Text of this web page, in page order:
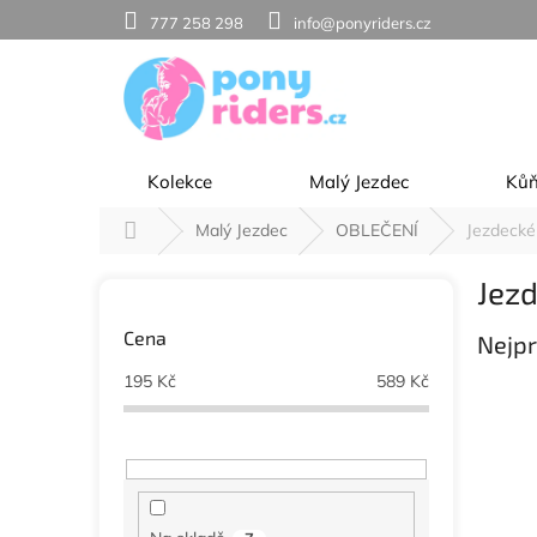
777 258 298 info@ponyriders.cz
Kolekce Malý Jezdec Kůň
Domů Malý Jezdec OBLEČENÍ
Cena
195 Kč 589 Kč